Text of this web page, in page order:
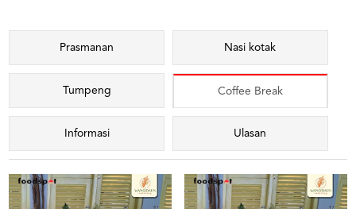
Prasmanan Nasi kotak
Tumpeng Coffee Break
Informasi Ulasan